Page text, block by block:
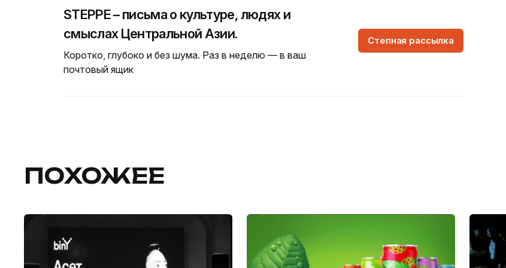
STEPPE – письма о культуре, людях и
смыслах Центральной Азии.
Коротко, глубоко и без шума. Раз в неделю — в ваш
почтовый ящик
Степная рассылка
ПОХОЖЕЕ